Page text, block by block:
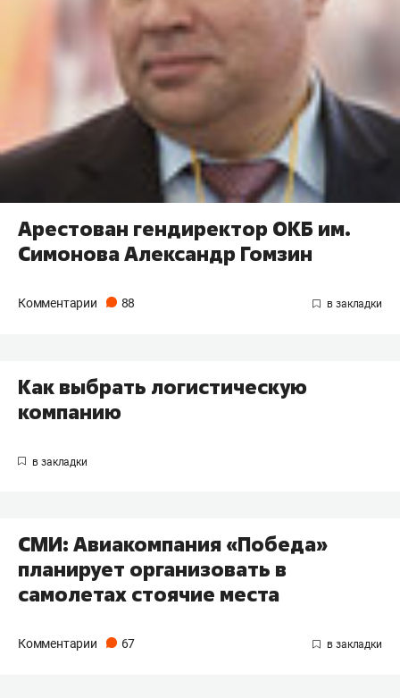
Арестован гендиректор ОКБ им.
Симонова Александр Гомзин
Комментарии 88
Как выбрать логистическую
компанию
СМИ: Авиакомпания «Победа»
планирует организовать в
самолетах стоячие места
Комментарии 67